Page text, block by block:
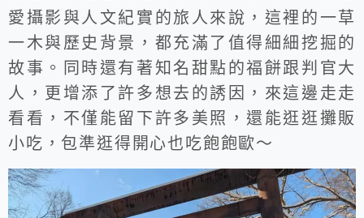
愛攝影與人文紀實的旅人來說，這裡的一草
一木與歷史背景，都充滿了值得細細挖掘的
故事。同時還有著知名甜點的福餅跟判官大
人，更增添了許多想去的誘因，來這邊走走
看看，不僅能留下許多美照，還能逛逛攤販
小吃，包準逛得開心也吃飽飽歐～